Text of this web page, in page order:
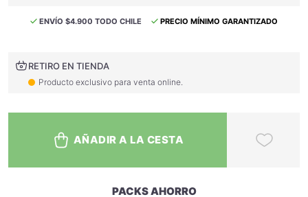
ENVÍO $4.900 TODO CHILE PRECIO MÍNIMO GARANTIZADO
RETIRO EN TIENDA
Producto exclusivo para venta online.
AÑADIR A LA CESTA
PACKS AHORRO